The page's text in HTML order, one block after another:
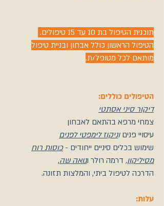
תוכנית הטיפול בת 10 עד 15 טיפולים.
הטיפול הראשון כולל אבחון ובניית טיפול
מותאם לכל מטופל/ת.
הטיפולים כוללים:
דיקור סיני אסתטי
צמחי מרפא בהתאם לאבחון
עיסויי פניםוניקוז לימפטי לפנים
שימוש בכלים סיניים ייחודים -כוסות רוח
מסיליקון, דרמה רולר וגואה שה,
הדרכה לטיפול ביתי, והמלצות תזונה.
עלות: